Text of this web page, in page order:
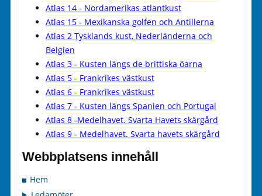
Atlas 14 - Nordamerikas atlantkust
Atlas 15 - Mexikanska golfen och Antillerna
Atlas 2 Tysklands kust, Nederländerna och
Belgien
Atlas 3 - Kusten längs de brittiska öarna
Atlas 5 - Frankrikes västkust
Atlas 6 - Frankrikes västkust
Atlas 7 - Kusten längs Spanien och Portugal
Atlas 8 -Medelhavet. Svarta Havets skärgård
Atlas 9 - Medelhavet. Svarta havets skärgård
Webbplatsens innehåll
Hem